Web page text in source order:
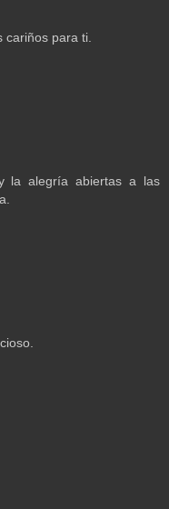
cariños para ti.
la alegría abiertas a las